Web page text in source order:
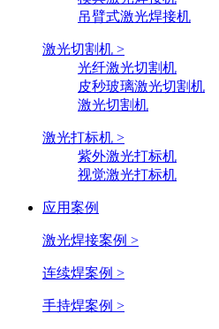
吊臂式激光焊接机
激光切割机 >
光纤激光切割机
皮秒玻璃激光切割机
激光切割机
激光打标机 >
紫外激光打标机
视觉激光打标机
应用案例
激光焊接案例 >
连续焊案例 >
手持焊案例 >